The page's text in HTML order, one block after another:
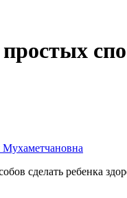
Мухаметчановна
сделать ребенка